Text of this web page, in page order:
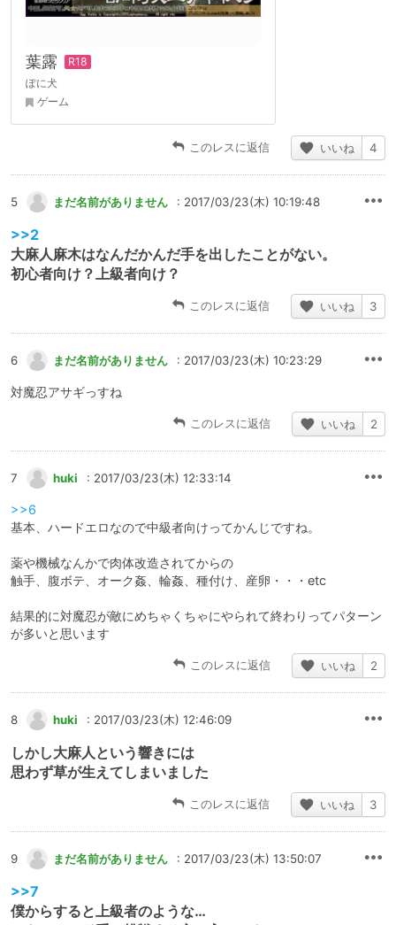
葉露
ぽに犬
ゲーム
このレスに返信 いいね 4
5 まだ名前がありません : 2017/03/23(木) 10:19:48
>>2
大麻人麻木はなんだかんだ手を出したことがない。
初心者向け？上級者向け？
このレスに返信 いいね 3
6 まだ名前がありません : 2017/03/23(木) 10:23:29
対魔忍アサギっすね
このレスに返信 いいね 2
7 huki : 2017/03/23(木) 12:33:14
>>6
基本、ハードエロなので中級者向けってかんじですね。
薬や機械なんかで肉体改造されてからの
触手、腹ボテ、オーク姦、輪姦、種付け、産卵・・・etc
結果的に対魔忍が敵にめちゃくちゃにやられて終わりってパターン
が多いと思います
このレスに返信 いいね 2
8 huki : 2017/03/23(木) 12:46:09
しかし大麻人という響きには
思わず草が生えてしまいました
このレスに返信 いいね 3
9 まだ名前がありません : 2017/03/23(木) 13:50:07
>>7
僕からすると上級者のような…